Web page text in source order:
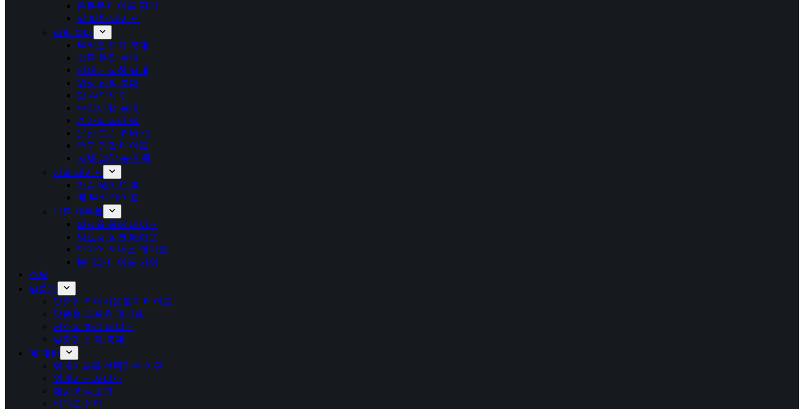
운동용 테이프 핑거
닭 박차 테이프
점착 붕대
부직포 점착 붕대
코튼 응집 붕대
인쇄된 접착 붕대
위장 접착 붕대
말 수의사 랩
수의사 랩 붕대
손가락 붕대 랩
문신 그립 커버 랩
축구 양말 테이프
자체 접착 붕대 롤
가슴 테이프
가슴 테이프 롤
배 부비 테이프
다른 제품들
의료용 종이 테이프
의료용 실크 테이프
와이어 하네스 테이프
붕대와 테이프 가위
쇼핑
맞춤화
맞춤형 키네시올로지 테이프
맞춤형 스포츠 테이프
커스텀 하키 테이프
맞춤형 접착 붕대
에 대한
위메이드를 선택하는 이유
위메이드 서비스
제품 카탈로그
비디오 센터